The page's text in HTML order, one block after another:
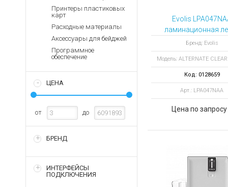
Терминалы
Архивные
товары
Зарядные устройства
Архивные товары
Принтеры пластиковых
карт
Расходные материалы
Аксессуары для бейджей
Программное
обеспечение
ЦЕНА
от до
БРЕНД
ИНТЕРФЕЙСЫ
ПОДКЛЮЧЕНИЯ
Evolis
ламинационная
ALTERNATE
PATCH 1.0 MIL
отпечатков
Бренд: Evolis
Модель: ALTERNATE
Код: 0128659
Арт.: LPA047NAA
Цена по запросу